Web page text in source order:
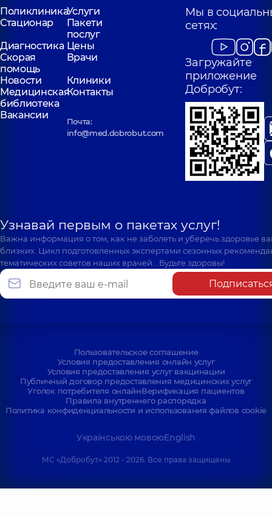
ПоликлиникаУслуги
Стационар
Пакети
послуг
Диагностика Цены
Скорая
помощь
Врачи
Новости
Клиники
Медицинская
библиотека
Контакты
Вакансии
Почта:
info@med.dobrobut.com
Мы в
сетях:
Загружайте
приложение
Добробут:
Узнавай первым о пакетах услуг!
Важна информация о том, как не заболеть и уберечь здоровье
близких. Цикл подготовленных экспертами сезонных
тематических советов наших врачей… Будьте здоровы!
Пользовательское соглашение
Условия предоставления онлайн услуг
Условия предоставления услуг вакцинации
Публичный договор предоставления медицинских услуг
Уголок потребителя онлайнВерификация пациентов
Правила внутреннего распорядка
Политика конфиденциальности и использования файлов cookie
Українською мовоюEnglish
МС «Добробут» 2012 - 2026. Все права защищены